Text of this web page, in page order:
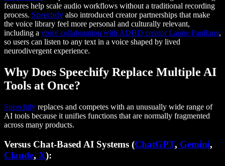
features help scale audio workflows without a traditional recording
process. Speechify also introduced creator partnerships that make
the voice library feel more personal and culturally relevant,
including a voice collaboration with ADHD creator Laurie Faulkner,
so users can listen to any text in a voice shaped by lived
neurodivergent experience.
Why Does Speechify Replace Multiple AI
Tools at Once?
Speechify replaces and competes with an unusually wide range of
AI tools because it unifies functions that are normally fragmented
across many products.
Versus Chat-Based AI Systems (ChatGPT, Gemini,
Claude, X):